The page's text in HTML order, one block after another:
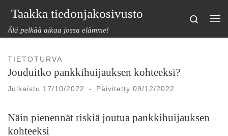
Skip to content
Taakka tiedonjakosivusto
Älä pelkää aikaa jossa elämme!
Search
TIETOTURVA
Jouduitko pankkihuijauksen kohteeksi?
Julkaistu 17/10/2022 - Päivitetty09/12/2022
Näin pienennät riskiä joutua pankkihuijauksen
kohteeksi